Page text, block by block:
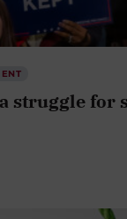
struggle for